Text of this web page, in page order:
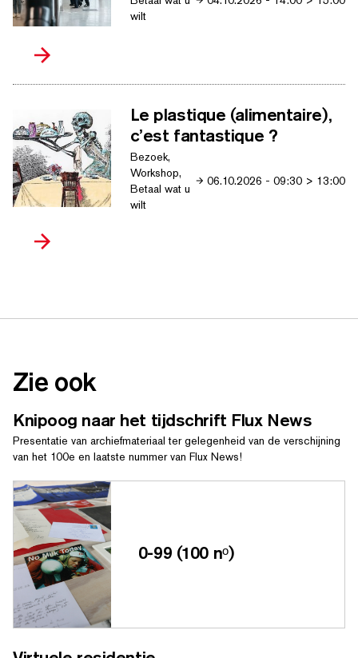
wilt
Le plastique (alimentaire),
c’est fantastique ?
Bezoek,
Workshop,
Betaal wat u
wilt
06.10.2026 - 09:30 > 13:00
Zie ook
Knipoog naar het tijdschrift Flux News
Presentatie van archiefmateriaal ter gelegenheid van de verschijning
van het 100e en laatste nummer van Flux News!
0-99 (100 nᵒ)